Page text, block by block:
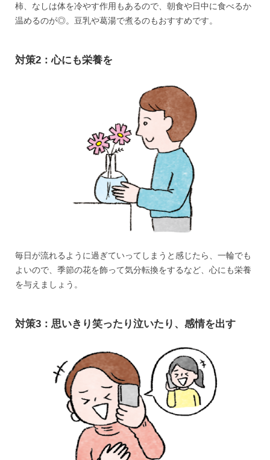
柿、なしは体を冷やす作用もあるので、朝食や日中に食べるか
温めるのが◎。豆乳や葛湯で煮るのもおすすめです。
対策2：心にも栄養を
毎日が流れるように過ぎていってしまうと感じたら、一輪でも
よいので、季節の花を飾って気分転換をするなど、心にも栄養
を与えましょう。
対策3：思いきり笑ったり泣いたり、感情を出す